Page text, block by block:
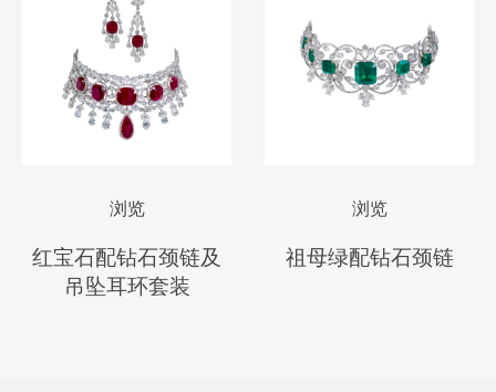
浏览
红宝石配钻石颈链及
吊坠耳环套装
浏览
祖母绿配钻石颈链